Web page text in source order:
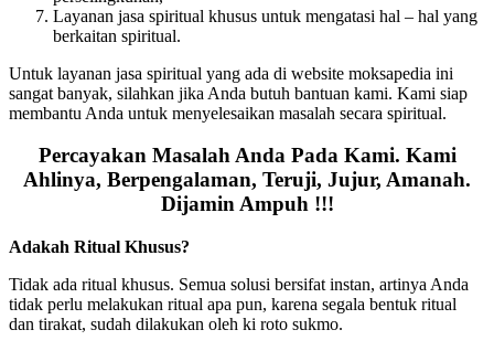
Layanan jasa spiritual khusus untuk mengatasi hal – hal yang
berkaitan spiritual.
Untuk layanan jasa spiritual yang ada di website moksapedia ini
sangat banyak, silahkan jika Anda butuh bantuan kami. Kami siap
membantu Anda untuk menyelesaikan masalah secara spiritual.
Percayakan Masalah Anda Pada Kami. Kami
Ahlinya, Berpengalaman, Teruji, Jujur, Amanah.
Dijamin Ampuh !!!
Adakah Ritual Khusus?
Tidak ada ritual khusus. Semua solusi bersifat instan, artinya Anda
tidak perlu melakukan ritual apa pun, karena segala bentuk ritual
dan tirakat, sudah dilakukan oleh ki roto sukmo.